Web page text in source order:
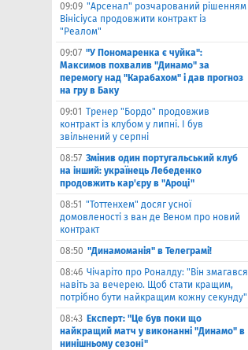
09:09 "Арсенал" розчарований рішенням
Вінісіуса продовжити контракт із
"Реалом"
09:07 "У Пономаренка є чуйка":
Максимов похвалив "Динамо" за
перемогу над "Карабахом" і дав прогноз
на гру в Баку
09:01 Тренер "Бордо" продовжив
контракт із клубом у липні. І був
звільнений у серпні
08:57 Змінив один португальський клуб
на інший: українець Лебеденко
продовжить кар'єру в "Ароці"
08:51 "Тоттенхем" досяг усної
домовленості з ван де Веном про новий
контракт
08:50 "Динамоманія" в Телеграмі!
08:46 Чiчаріто про Роналду: "Він змагався
навіть за вечерею. Щоб стати кращим,
потрібно бути найкращим кожну секунду"
08:43 Експерт: "Це був поки що
найкращий матч у виконанні "Динамо" в
нинішньому сезоні"